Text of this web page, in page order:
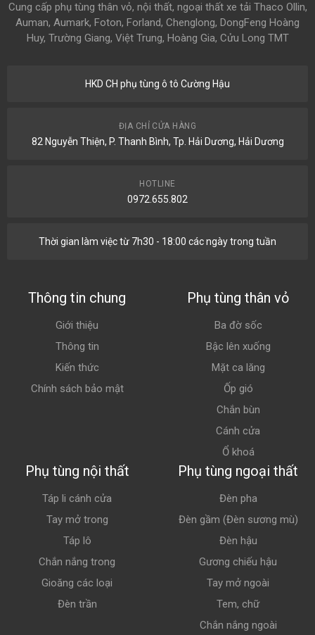
Cung cấp phụ tùng thân vỏ, nội thất, ngoại thất xe tải Thaco Ollin,
Auman, Aumark, Foton, Forland, Chenglong, DongFeng Hoàng
Huy, Trường Giang, Việt Trung, Hoàng Gia, Cửu Long TMT
HKD CH phụ tùng ô tô Cường Hậu
ĐỊA CHỈ CỬA HÀNG
82 Nguyễn Thiện, P. Thanh Bình, Tp. Hải Dương, Hải Dương
HOTLINE
0972.655.802
Thời gian làm việc từ 7h30 - 18:00 các ngày trong tuần
Thông tin chung
Giới thiệu
Thông tin
Kiến thức
Chính sách bảo mật
Phụ tùng thân vỏ
Ba đờ sốc
Bậc lên xuống
Mặt ca lăng
Ốp gió
Chắn bùn
Cánh cửa
Ổ khoá
Phụ tùng nội thất
Táp li cánh cửa
Tay mở trong
Táp lô
Chắn nắng trong
Gioăng các loại
Đèn trần
Phụ tùng ngoại thất
Đèn pha
Đèn gầm (Đèn sương mù)
Đèn hậu
Gương chiếu hậu
Tay mở ngoài
Tem, chữ
Chắn nắng ngoài